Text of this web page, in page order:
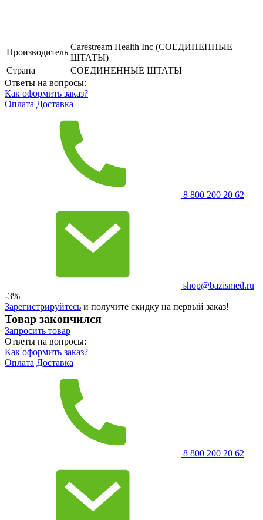
Производитель
Carestream Health Inc (СОЕДИНЕННЫЕ
ШТАТЫ)
Страна
СОЕДИНЕННЫЕ ШТАТЫ
Ответы на вопросы:
Как оформить заказ?
Оплата Доставка
8 800 200 20 62
shop@bazismed.ru
-3%
Зарегистрируйтесь и получите скидку на первый заказ!
Товар закончился
Запросить товар
Ответы на вопросы:
Как оформить заказ?
Оплата Доставка
8 800 200 20 62